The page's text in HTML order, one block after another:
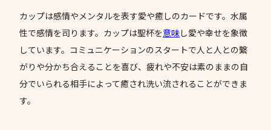
カップは感情やメンタルを表す愛や癒しのカードです。水属
性で感情を司ります。カップは聖杯を意味し愛や幸せを象徴
しています。コミュニケーションのスタートで人と人との繋
がりや分かち合えることを喜び、疲れや不安は素のままの自
分でいられる相手によって癒され洗い流されることができま
す。